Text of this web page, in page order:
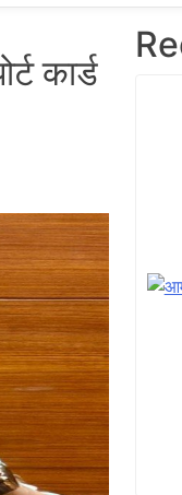
कार्ड